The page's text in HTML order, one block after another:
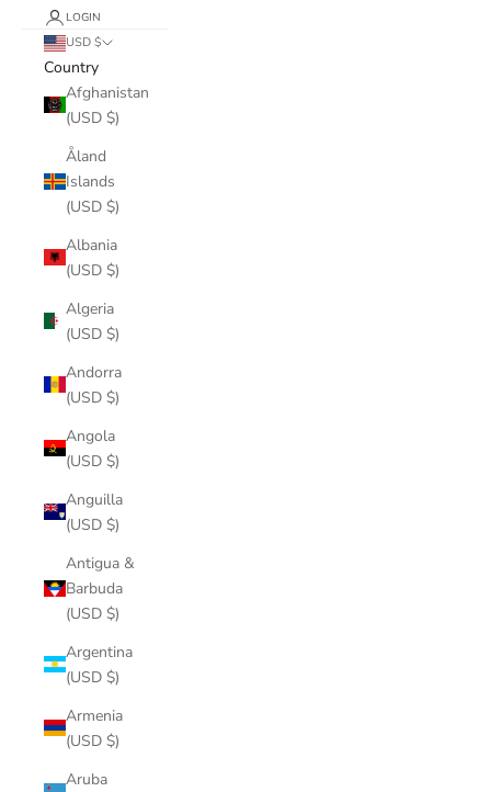
LOGIN
USD $
Country
Afghanistan
(USD $)
Åland
Islands
(USD $)
Albania
(USD $)
Algeria
(USD $)
Andorra
(USD $)
Angola
(USD $)
Anguilla
(USD $)
Antigua &
Barbuda
(USD $)
Argentina
(USD $)
Armenia
(USD $)
Aruba